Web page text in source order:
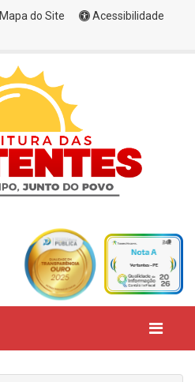
Mapa do Site
Acessibilidade